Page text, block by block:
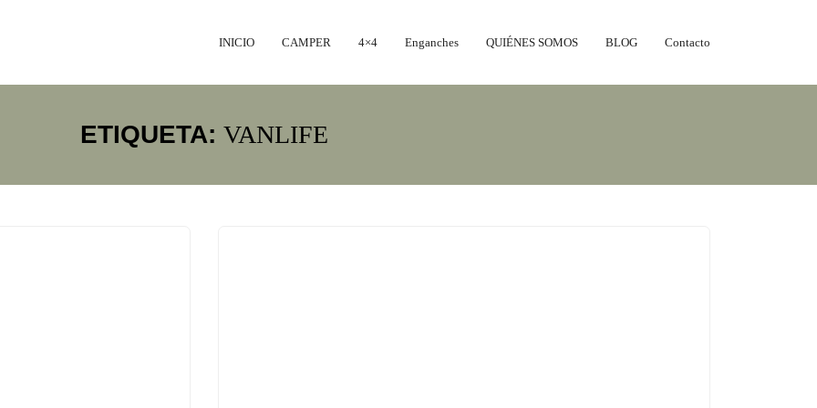
INICIO CAMPER 4×4 Enganches QUIÉNES SOMOS BLOG Contacto
ETIQUETA: VANLIFE